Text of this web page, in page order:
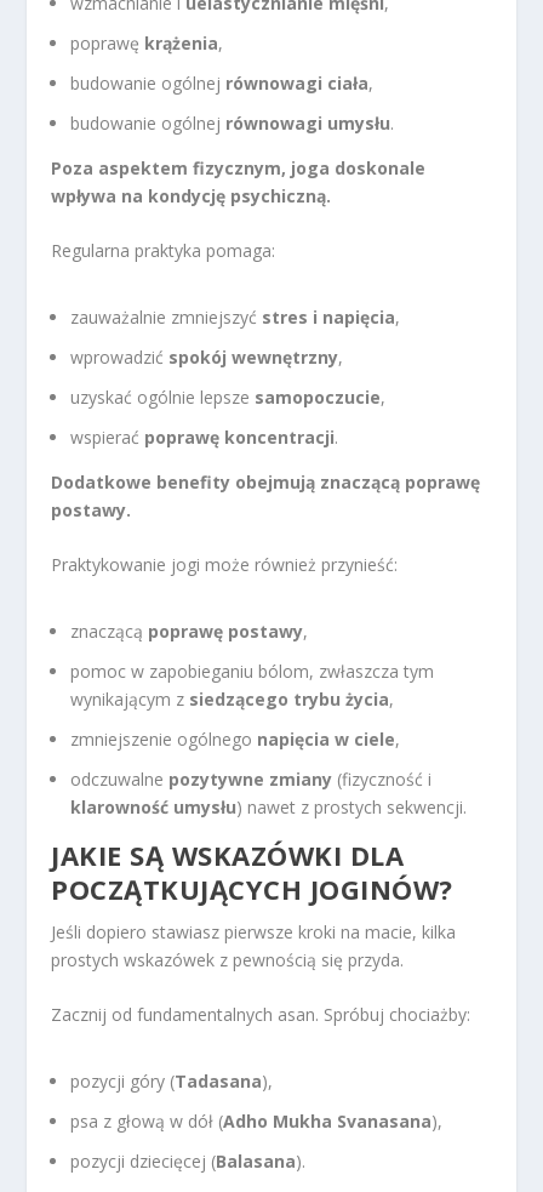
poprawę krążenia,
budowanie ogólnej równowagi ciała,
budowanie ogólnej równowagi umysłu.
Poza aspektem fizycznym, joga doskonale
wpływa na kondycję psychiczną.
Regularna praktyka pomaga:
zauważalnie zmniejszyć stres i napięcia,
wprowadzić spokój wewnętrzny,
uzyskać ogólnie lepsze samopoczucie,
wspierać poprawę koncentracji.
Dodatkowe benefity obejmują znaczącą poprawę
postawy.
Praktykowanie jogi może również przynieść:
znaczącą poprawę postawy,
pomoc w zapobieganiu bólom, zwłaszcza tym
wynikającym z siedzącego trybu życia,
zmniejszenie ogólnego napięcia w ciele,
odczuwalne pozytywne zmiany (fizyczność i
klarowność umysłu) nawet z prostych sekwencji.
JAKIE SĄ WSKAZÓWKI DLA
POCZĄTKUJĄCYCH JOGINÓW?
Jeśli dopiero stawiasz pierwsze kroki na macie, kilka
prostych wskazówek z pewnością się przyda.
Zacznij od fundamentalnych asan. Spróbuj chociażby:
pozycji góry (Tadasana),
psa z głową w dół (Adho Mukha Svanasana),
pozycji dziecięcej (Balasana).